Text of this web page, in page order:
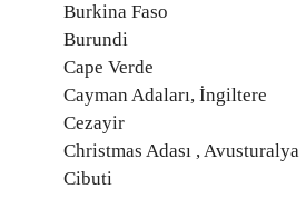
Burkina Faso
Burundi
Cape Verde
Cayman Adaları, İngiltere
Cezayir
Christmas Adası , Avusturalya
Cibuti